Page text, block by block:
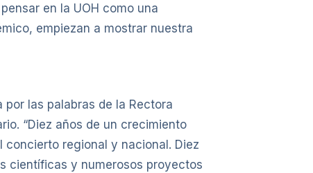
en la UOH como una
empiezan a mostrar nuestra
las palabras de la Rectora
“Diez años de un crecimiento
concierto regional y nacional. Diez
científicas y numerosos proyectos